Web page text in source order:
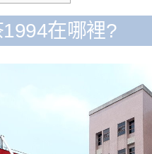
在哪裡?